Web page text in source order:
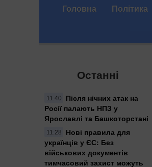
Головна Політика
Останні
11:40
Після нічних атак на
Росії палають НПЗ у
Ярославлі та Башкоторстані
11:28
Нові правила для
українців у ЄС: Без
військових документів
тимчасовий захист можуть